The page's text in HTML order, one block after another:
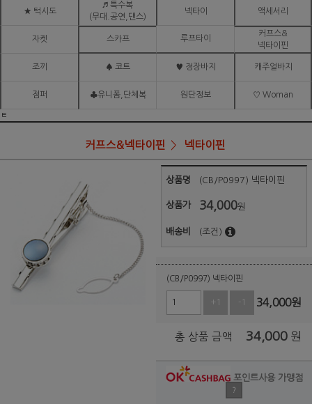
★ 턱시도
♬ 특수복
(무대.공연,댄스)
넥타이 액세서리
자켓 스카프 루프타이
커프스&
넥타이핀
조끼 ♠ 코트 ♥ 정장바지 캐주얼바지
점퍼 ♣유니폼,단체복 원단정보 ♡ Woman
ㅌ
커프스&넥타이핀 넥타이핀
상품명 (CB/P0997) 넥타이핀
상품가 34,000원
배송비 (조건)
(CB/P0997) 넥타이핀
+1 -1 34,000원
총 상품 금액 34,000 원
포인트사용 가맹점
?